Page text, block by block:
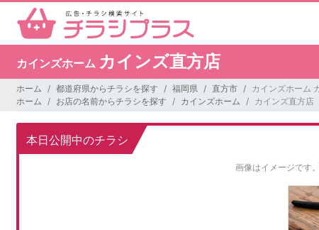
カインズホーム カインズ直方店
ホーム 都道府県からチラシを探す 福岡県 直方市
カインズホーム
ホーム
お店の名前からチラシを探す カインズホーム カインズ直方店
本日公開中のチラシ
画像はイメージです。